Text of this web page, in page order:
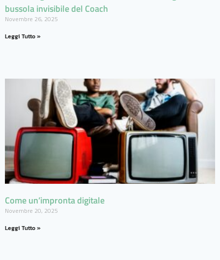
bussola invisibile del Coach
Novembre 26, 2025
Leggi Tutto »
Come un’impronta digitale
Novembre 20, 2025
Leggi Tutto »